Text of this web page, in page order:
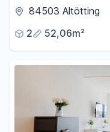
ETW/Balkon/
84503 Altötting
2
52,06m²